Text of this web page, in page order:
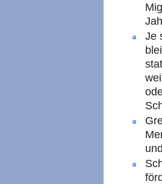
Je